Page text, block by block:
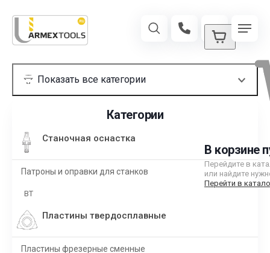
В корзине
Перейдите в
или найдите
Перейти в
Категории
Станочная оснастка
Патроны и оправки для станков
BT
Пластины твердосплавные
Пластины фрезерные сменные